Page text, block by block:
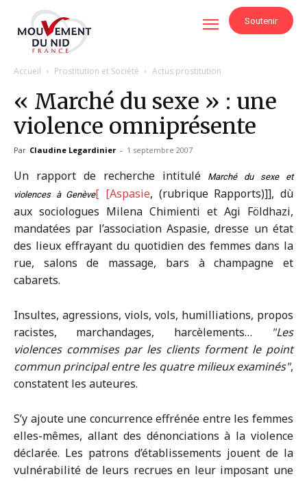
Soutenir
Accueil Prostitution et Société Actus prostitution
« Marché du sexe » : une
violence omniprésente
Par Claudine Legardinier - 1 septembre 2007
Un rapport de recherche intitulé
Marché du sexe et
violences à Genève[ [Aspasie, (rubrique Rapports)]], dù
aux sociologues Milena Chimienti et Agi Földhazi,
mandatées par l’association Aspasie, dresse un état
des lieux effrayant du quotidien des femmes dans la
rue, salons de massage, bars à champagne et
cabarets.
Insultes, agressions, viols, vols, humilliations, propos
racistes, marchandages, harcèlements…
Les
violences commises par les clients forment le point
commun principal entre les quatre milieux examinés ,
constatent les auteures.
S’y ajoute une concurrence effrénée entre les femmes
elles-mêmes, allant des dénonciations à la violence
déclarée. Les patrons d’établissements jouent de la
vulnérabilité de leurs recrues en leur imposant une